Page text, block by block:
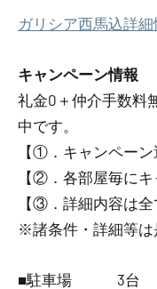
ガリシア西馬込詳細
キャンペーン情報
礼金0 ＋ 仲介手数料
中です。
【①．キャンペー
【②．各部屋毎に
【③．詳細内容は
※諸条件・詳細等は
■駐車場 3台